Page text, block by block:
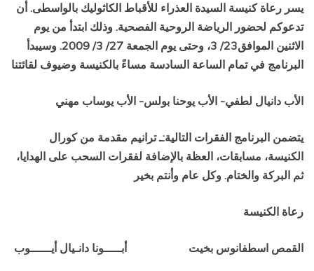
يسر رعاة كنيسة السيدة العذراء للأقباط الكاثوليك بالواسطى. أن
تدعوكم لحضور الرياضة الروحية الفصحية. وذلك ابتدأ من يوم
الاثنين الموافق23/ 3، وحتى يوم الجمعة 27/ 3/ 2009. وسيبدأ
البرنامج في تمام الساعة السادسة مساءً بالكنيسة وضيوف لقائتنا
الأب دانيال لطفي- الأب يوحنا بولس- الأب يوساب مهني
يتضمن البرنامج الفقرات التالية:ـ ترانيم مقدمة من كورال
الكنيسة، مسابقات، العظة بالإضافة لفقرات السحب على الهدايا،
ثم البركة والختام. وكل عام وأنتم بخير
رعاة الكنيسة
القمص اسطفانوس بخيت أبـــــونا دانـيال أيــــــوب